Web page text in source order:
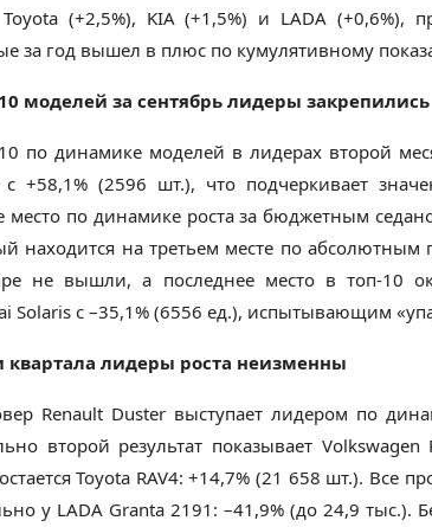
(+2,5%), KIA (+1,5%) и LADA (+0,6%),
за год вышел в плюс по кумулятивному
моделей за сентябрь лидеры закрепились
по динамике моделей в лидерах второй
с +58,1% (2596 шт.), что подчеркивает
место по динамике роста за бюджетным
находится на третьем месте по
не вышли, а последнее место в топ-10
Solaris с –35,1% (6556 ед.), испытывающим
квартала лидеры роста неизменны
Renault Duster выступает лидером по
второй результат показывает
Toyota RAV4: +14,7% (21 658 шт.). Все
у LADA Granta 2191: –41,9% (до 24,9 тыс.).